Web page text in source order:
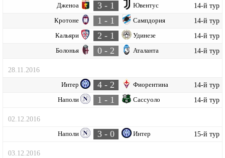
Дженоа 3 - 1 Ювентус 14-й тур
Кротоне 1 - 1 Сампдория 14-й тур
Кальяри 2 - 1 Удинезе 14-й тур
Болонья 0 - 2 Аталанта 14-й тур
28.11.2016
Интер 4 - 2 Фиорентина 14-й тур
Наполи 1 - 1 Сассуоло 14-й тур
02.12.2016
Наполи 3 - 0 Интер 15-й тур
03.12.2016